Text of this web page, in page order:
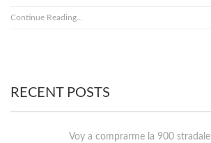
Continue Reading...
RECENT POSTS
Voy a comprarme la 900 stradale